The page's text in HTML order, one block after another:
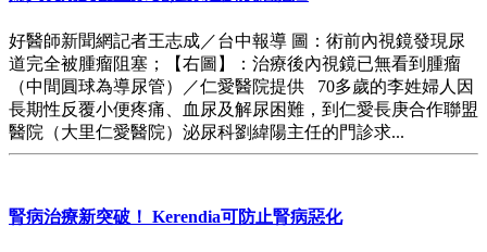
好醫師新聞網記者王志成／台中報導 圖：術前內視鏡發現尿
道完全被腫瘤阻塞；【右圖】：治療後內視鏡已無看到腫瘤
（中間圓球為導尿管）／仁愛醫院提供 70多歲的李姓婦人因
長期性反覆小便疼痛、血尿及解尿困難，到仁愛長庚合作聯盟
醫院（大里仁愛醫院）泌尿科劉緯陽主任的門診求...
腎病治療新突破！ Kerendia可防止腎病惡化